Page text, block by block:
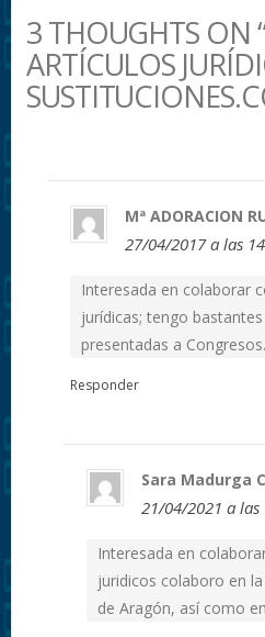
3 THOUGHTS ON
ARTÍCULOS
Mª ADORACION
27/04/2017 a las
Interesada en colaborar
jurídicas; tengo
presentadas a
Responder
Sara Madurga
21/04/2021 a las
Interesada en
juridicos colaboro en
de Aragón, así como